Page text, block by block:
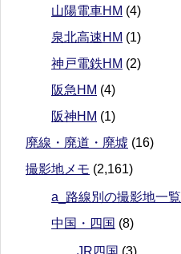
山陽電車HM (4)
泉北高速HM (1)
神戸電鉄HM (2)
阪急HM (4)
阪神HM (1)
廃線・廃道・廃墟 (16)
撮影地メモ (2,161)
a_路線別の撮影地一覧
中国・四国 (8)